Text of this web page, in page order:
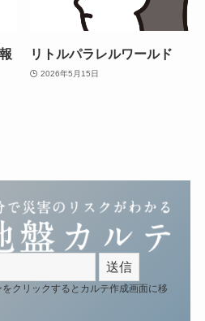
リトルパラレルワールド
2026年5月15日
クリックするとカルテ作成画面に移